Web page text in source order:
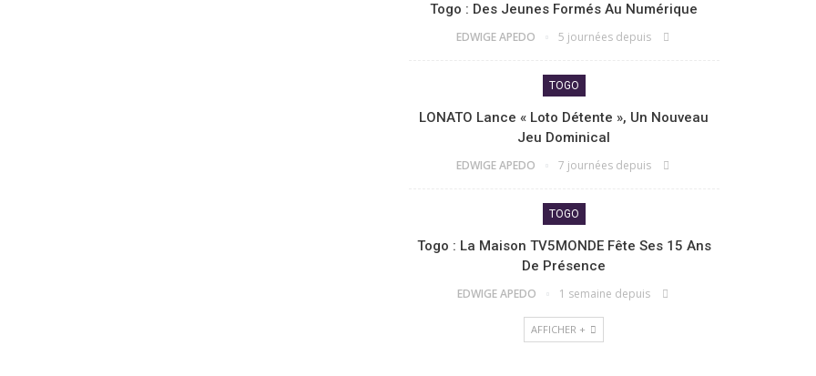
Togo : Des Jeunes Formés Au Numérique
EDWIGE APEDO 5 journées depuis
TOGO
LONATO Lance « Loto Détente », Un Nouveau
Jeu Dominical
EDWIGE APEDO 7 journées depuis
TOGO
Togo : La Maison TV5MONDE Fête Ses 15 Ans
De Présence
EDWIGE APEDO 1 semaine depuis
AFFICHER +